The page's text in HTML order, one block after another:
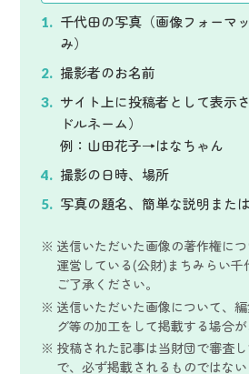
千代田の写真（画像フォーマ
み）
撮影者のお名前
サイト上に投稿者として表示
ドルネーム）
例：山田花子→はなちゃん
撮影の日時、場所
写真の題名、簡単な説明また
送信いただいた画像の著作権に
運営している(公財)まちみらい
ご了承ください。
送信いただいた画像について、
グ等の加工をして掲載する場合が
投稿された記事は当財団で審査
で、必ず掲載されるものではな